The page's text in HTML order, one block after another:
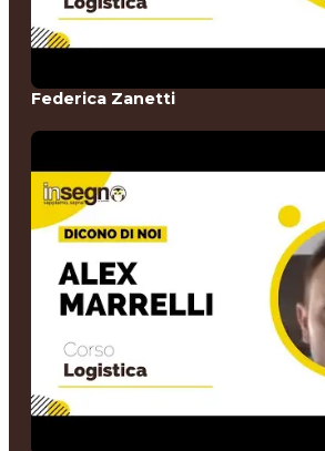
Federica Zanetti